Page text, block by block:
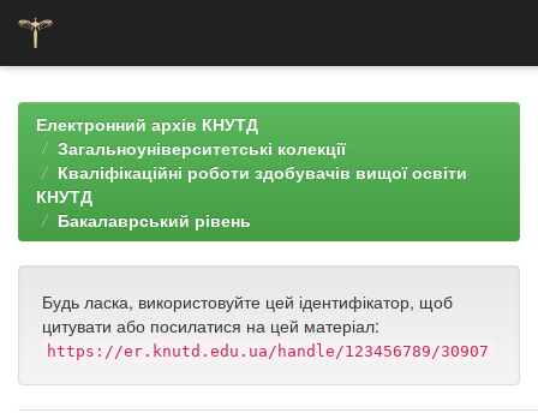
navigationЕлектронний архів КНУТД
Загальноуніверситетські колекції
Кваліфікаційні роботи здобувачів вищої освіти
КНУТД
Бакалаврський рівень
Будь ласка, використовуйте цей ідентифікатор, щоб
цитувати або посилатися на цей матеріал:
https://er.knutd.edu.ua/handle/123456789/30907